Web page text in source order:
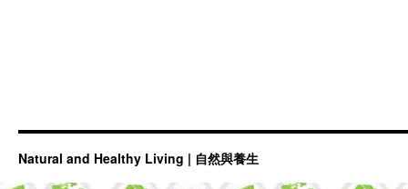
Natural and Healthy Living | 自然與養生